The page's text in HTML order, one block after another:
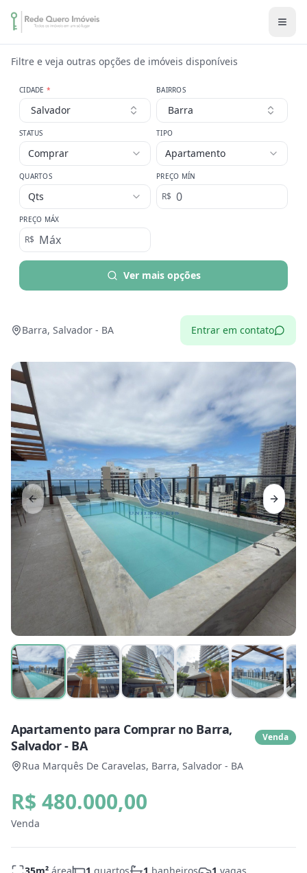
Filtre e veja outras opções de imóveis disponíveis
CIDADE *
Salvador
BAIRROS
Barra
STATUS
Comprar
TIPO
Apartamento
QUARTOS
Qts
PREÇO MÍN
R$
PREÇO MÁX
R$
Ver mais opções
Barra, Salvador - BA Entrar em contato
Previous slide Next
Apartamento para Comprar no Barra,
Salvador - BA
Venda
Rua Marquês De Caravelas, Barra, Salvador - BA
R$ 480.000,00
Venda